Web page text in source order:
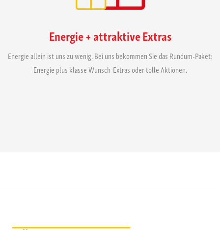
Energie + attraktive Extras
Energie allein ist uns zu wenig. Bei uns bekommen Sie das Rundum-Paket:
Energie plus klasse Wunsch-Extras oder tolle Aktionen.